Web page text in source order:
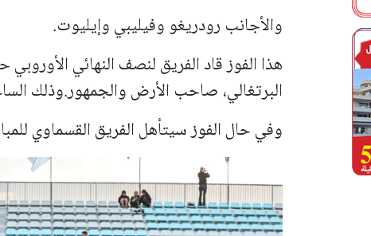
والأجانب رودريغو وفيليبي وإيليوت.
هذا الفوز قاد الفريق لنصف النهائي
البرتغالي، صاحب الأرض والجمهور.وذلك
وفي حال الفوز سيتأهل الفريق القسماوي